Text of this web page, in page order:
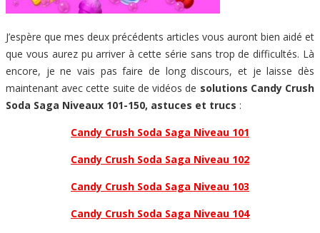
J’espère que mes deux précédents articles vous auront bien aidé et
que vous aurez pu arriver à cette série sans trop de difficultés. Là
encore, je ne vais pas faire de long discours, et je laisse dès
maintenant avec cette suite de vidéos de solutions Candy Crush
Soda Saga Niveaux 101-150, astuces et trucs :
Candy Crush Soda Saga Niveau 101
Candy Crush Soda Saga Niveau 102
Candy Crush Soda Saga Niveau 103
Candy Crush Soda Saga Niveau 104